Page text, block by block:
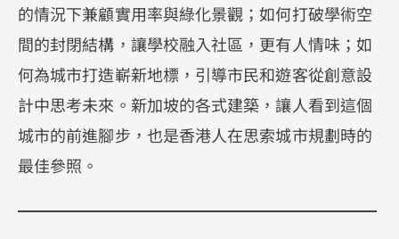
的情況下兼顧實用率與綠化景觀；如何打破學術空
間的封閉結構，讓學校融入社區，更有人情味；如
何為城市打造嶄新地標，引導市民和遊客從創意設
計中思考未來。新加坡的各式建築，讓人看到這個
城市的前進腳步，也是香港人在思索城市規劃時的
最佳參照。